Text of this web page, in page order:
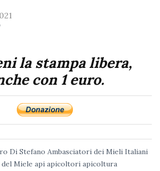
la stampa libera,
con 1 euro.
Di Stefano Ambasciatori dei Mieli Italiani
Miele api apicoltori apicoltura